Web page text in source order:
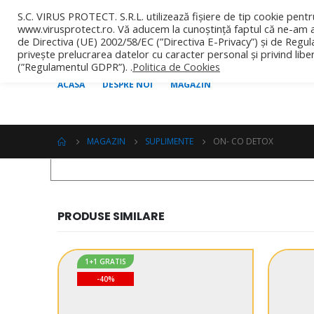
ACASA DESPRE NOI MAGAZIN
MAGAZIN SUPLIMENTE ON- CO DETOX
PRODUSE SIMILARE
1+1 GRATIS
-40%
S.C. VIRUS PROTECT. S.R.L. utilizează fișiere de tip cookie
www.virusprotect.ro. Vă aducem la cunoștință faptul că ne-
de Directiva (UE) 2002/58/EC (”Directiva E-Privacy”) și de
privește prelucrarea datelor cu caracter personal și privind
(”Regulamentul GDPR”). .Politica de Cookies